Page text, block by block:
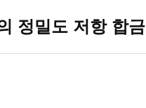
정밀도 저항 합금